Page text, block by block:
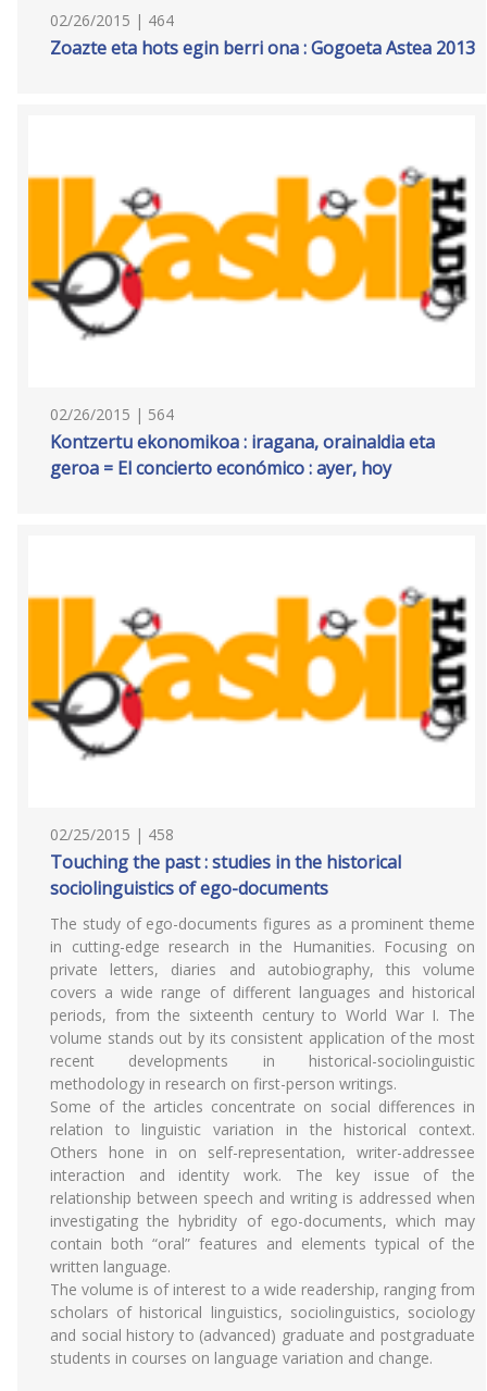
02/26/2015 | 464
Zoazte eta hots egin berri ona : Gogoeta Astea 2013
02/26/2015 | 564
Kontzertu ekonomikoa : iragana, orainaldia eta
geroa = El concierto económico : ayer, hoy
02/25/2015 | 458
Touching the past : studies in the historical
sociolinguistics of ego-documents
The study of ego-documents figures as a prominent theme
in cutting-edge research in the Humanities. Focusing on
private letters, diaries and autobiography, this volume
covers a wide range of different languages and historical
periods, from the sixteenth century to World War I. The
volume stands out by its consistent application of the most
recent developments in historical-sociolinguistic
methodology in research on first-person writings.
Some of the articles concentrate on social differences in
relation to linguistic variation in the historical context.
Others hone in on self-representation, writer-addressee
interaction and identity work. The key issue of the
relationship between speech and writing is addressed when
investigating the hybridity of ego-documents, which may
contain both “oral” features and elements typical of the
written language.
The volume is of interest to a wide readership, ranging from
scholars of historical linguistics, sociolinguistics, sociology
and social history to (advanced) graduate and postgraduate
students in courses on language variation and change.